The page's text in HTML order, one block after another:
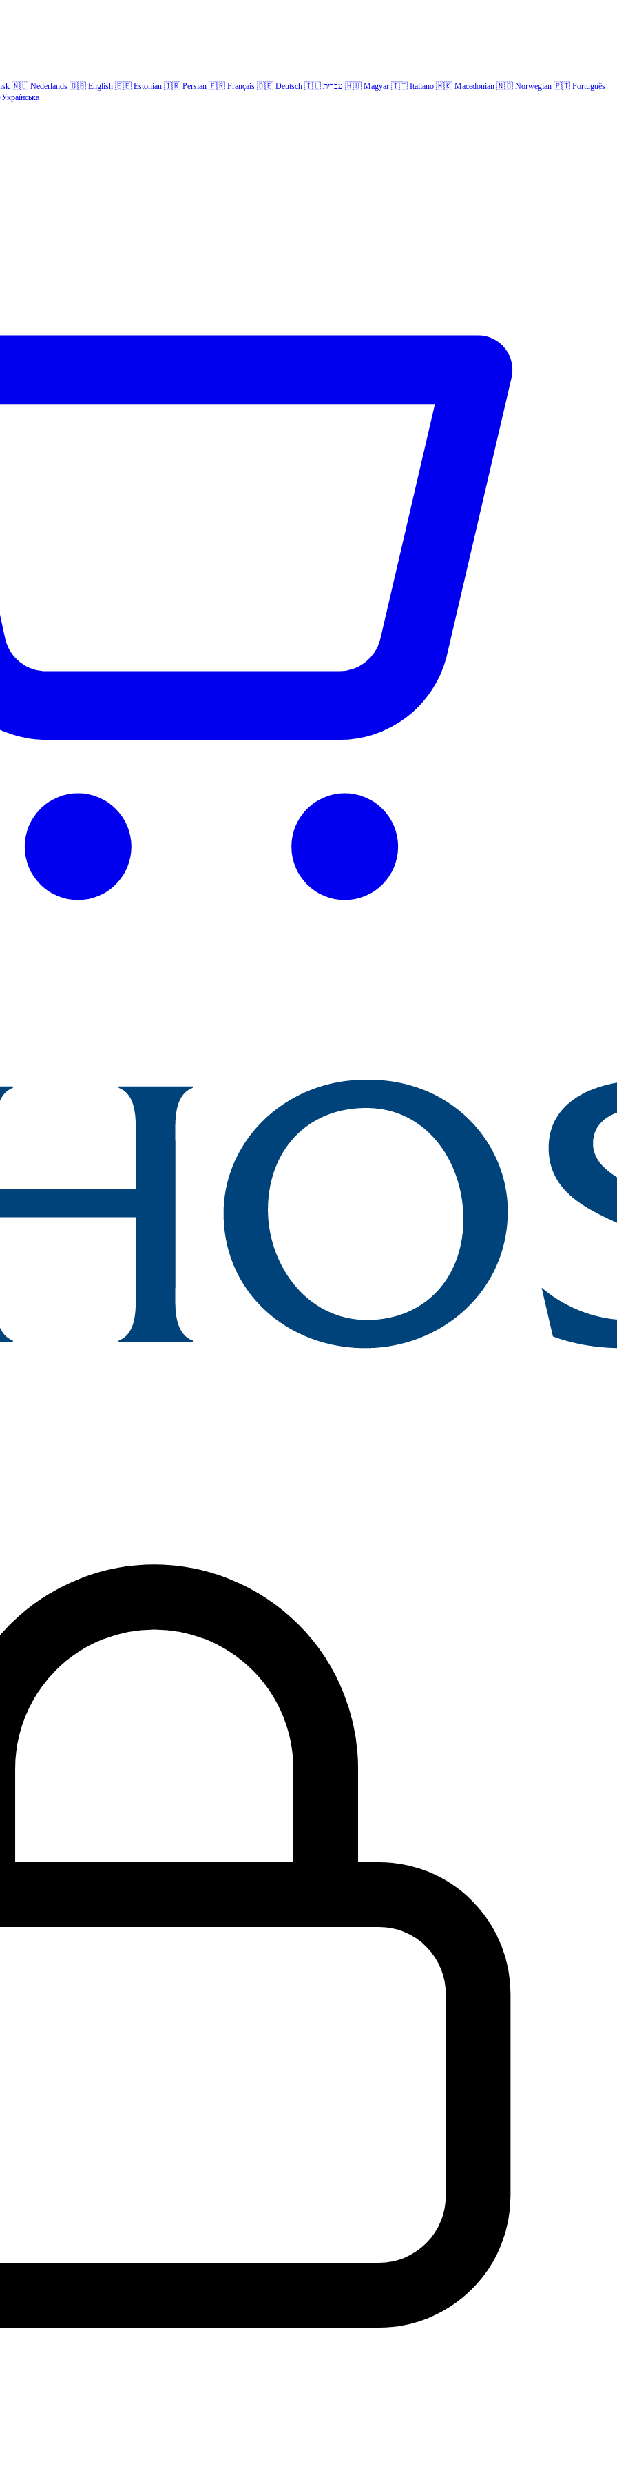
🇳🇱 Nederlands 🇬🇧 English 🇪🇪 Estonian 🇮🇷 Persian 🇫🇷 Français 🇩🇪 Deutsch 🇮🇱 עברית 🇭🇺 Magyar 🇮🇹 Italiano 🇲🇰 Macedonian 🇳🇴 Norwegian 🇵🇹 Português
Українська